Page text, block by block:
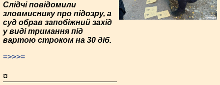
Слідчі повідомили
зловмиснику про підозру, а
суд обрав запобіжний захід
у виді тримання під
вартою строком на 30 діб.
=>>>=
¤